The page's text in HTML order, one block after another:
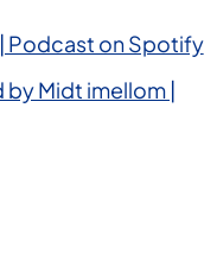
Podcast on Spotify
by Midt imellom |